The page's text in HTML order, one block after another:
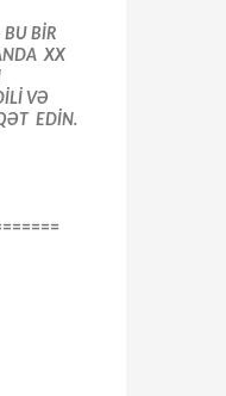
BU BİR
XX
VƏ
EDİN.